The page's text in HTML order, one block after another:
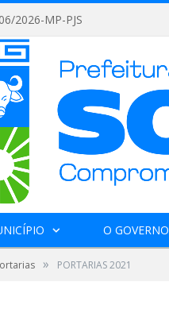
2026-MP-PJS
O GOVERNO
» PORTARIAS 2021